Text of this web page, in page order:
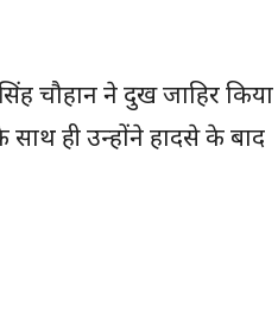
चौहान ने दुख जाहिर किया
ही उन्होंने हादसे के बाद